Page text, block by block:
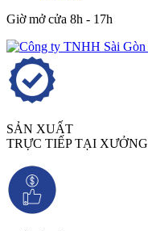
Giờ mở cửa 8h - 17h
SẢN XUẤT
TRỰC TIẾP TẠI XƯỞNG